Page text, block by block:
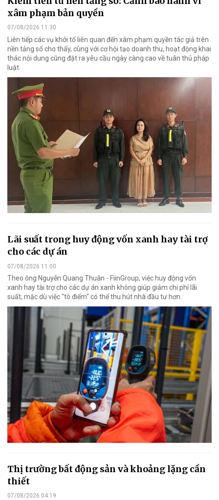
xâm phạm bản quyền
07/08/2026 11:30
Liên tiếp các vụ khởi tố liên quan đến xâm phạm quyền tác giả trên
nền tảng số cho thấy, cùng với cơ hội tạo doanh thu, hoạt động khai
thác nội dung cũng đặt ra yêu cầu ngày càng cao về tuân thủ pháp
luật.
Lãi suất trong huy động vốn xanh hay tài trợ
cho các dự án
07/08/2026 11:00
Theo ông Nguyễn Quang Thuân - FiinGroup, việc huy động vốn
xanh hay tài trợ cho các dự án xanh không giúp giảm chi phí lãi
suất; mặc dù việc "tô điểm" có thể thu hút nhà đầu tư hơn.
Thị trường bất động sản và khoảng lặng cần
thiết
07/08/2026 04:19